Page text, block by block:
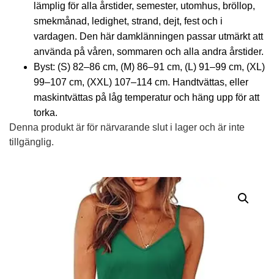
lämplig för alla årstider, semester, utomhus, bröllop,
smekmånad, ledighet, strand, dejt, fest och i
vardagen. Den här damklänningen passar utmärkt att
använda på våren, sommaren och alla andra årstider.
Byst: (S) 82–86 cm, (M) 86–91 cm, (L) 91–99 cm, (XL)
99–107 cm, (XXL) 107–114 cm. Handtvättas, eller
maskintvättas på låg temperatur och häng upp för att
torka.
Denna produkt är för närvarande slut i lager och är inte
tillgänglig.